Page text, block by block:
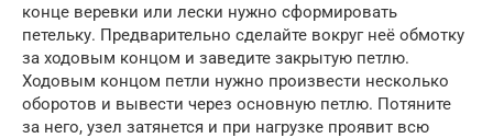
конце веревки или лески нужно сформировать
петельку. Предварительно сделайте вокруг неё обмотку
за ходовым концом и заведите закрытую петлю.
Ходовым концом петли нужно произвести несколько
оборотов и вывести через основную петлю. Потяните
за него, узел затянется и при нагрузке проявит всю